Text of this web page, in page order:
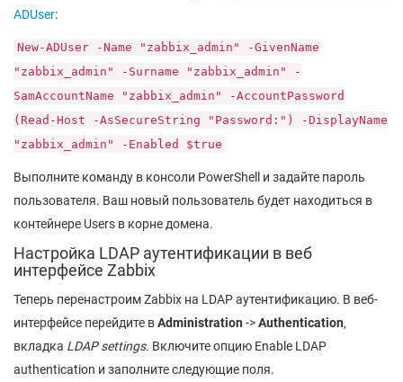
ADUser:
New-ADUser -Name "zabbix_admin" -GivenName
"zabbix_admin" -Surname "zabbix_admin" -
SamAccountName "zabbix_admin" -AccountPassword
(Read-Host -AsSecureString "Password:") -DisplayName
"zabbix_admin" -Enabled $true
Выполните команду в консоли PowerShell и задайте пароль
пользователя. Ваш новый пользователь будет находиться в
контейнере Users в корне домена.
Настройка LDAP аутентификации в веб
интерфейсе Zabbix
Теперь перенастроим Zabbix на LDAP аутентификацию. В веб-
интерфейсе перейдите вAdministration ->Authentication,
вкладка LDAP settings. Включите опцию Enable LDAP
authentication и заполните следующие поля.